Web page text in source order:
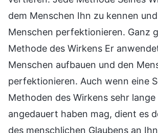
dem Menschen Ihn zu kennen
Menschen perfektionieren. Ganz
Methode des Wirkens Er
Menschen aufbauen und den
perfektionieren. Auch wenn eine
Methoden des Wirkens sehr lange
angedauert haben mag, dient es
des menschlichen Glaubens an